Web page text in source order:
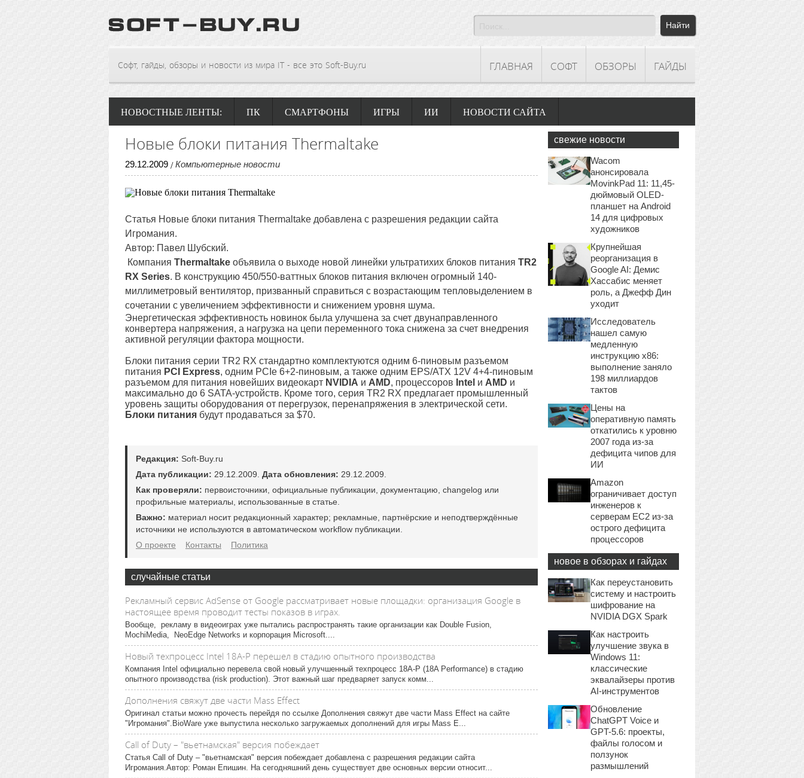
Софт, гайды, обзоры и новости из мира IT - все это Soft-Buy.ru ГЛАВНАЯ СОФТ ОБЗОРЫ ГАЙДЫ
НОВОСТНЫЕ ЛЕНТЫ: ПК СМАРТФОНЫ ИГРЫ ИИ НОВОСТИ САЙТА
Новые блоки питания Thermaltake
29.12.2009 / Компьютерные новости
Статья Новые блоки питания Thermaltake добавлена с разрешения редакции сайта
Игромания.
Автор: Павел Шубский.
Компания Thermaltake объявила о выходе новой линейки ультратихих блоков питания TR2
RX Series. В конструкцию 450/550-ваттных блоков питания включен огромный 140-
миллиметровый вентилятор, призванный справиться с возрастающим тепловыделением в
сочетании с увеличением эффективности и снижением уровня шума.
Энергетическая эффективность новинок была улучшена за счет двунаправленного
конвертера напряжения, а нагрузка на цепи переменного тока снижена за счет внедрения
активной регуляции фактора мощности.
Блоки питания серии TR2 RX стандартно комплектуются одним 6-пиновым разъемом
питания PCI Express, одним PCIе 6+2-пиновым, а также одним EPS/ATX 12V 4+4-пиновым
разъемом для питания новейших видеокарт NVIDIA и AMD, процессоров Intel и AMD и
максимально до 6 SATA-устройств. Кроме того, серия TR2 RX предлагает промышленный
уровень защиты оборудования от перегрузок, перенапряжения в электрической сети.
Блоки питания будут продаваться за $70.
Редакция: Soft-Buy.ru
Дата публикации: 29.12.2009. Дата обновления: 29.12.2009.
Как проверяли: первоисточники, официальные публикации, документацию, changelog или
профильные материалы, использованные в статье.
Важно: материал носит редакционный характер; рекламные, партнёрские и неподтверждённые
источники не используются в автоматическом workflow публикации.
О проекте
Контакты Политика
случайные статьи
Рекламный сервис AdSense от Google рассматривает новые площадки: организация Google в
настоящее время проводит тесты показов в играх.
Вообще, рекламу в видеоиграх уже пытались распространять такие организации как Double Fusion,
MochiMedia, NeoEdge Networks и корпорация Microsoft....
Новый техпроцесс Intel 18A-P перешел в стадию опытного производства
Компания Intel официально перевела свой новый улучшенный техпроцесс 18A-P (18A Performance) в стадию
опытного производства (risk production). Этот важный шаг предваряет запуск комм...
Дополнения свяжут две части Mass Effect
Оригинал статьи можно прочесть перейдя по ссылке Дополнения свяжут две части Mass Effect на сайте
"Игромания".BioWare уже выпустила несколько загружаемых дополнений для игры Mass E...
Call of Duty – "вьетнамская" версия побеждает
Статья Call of Duty – "вьетнамская" версия побеждает добавлена с разрешения редакции сайта
Игромания.Автор: Роман Епишин. На сегодняшний день существует две основных версии относит...
свежие новости
Wacom
анонсировала
MovinkPad 11: 11,45-
дюймовый OLED-
планшет на Android
14 для цифровых
художников
Крупнейшая
реорганизация в
Google AI: Демис
Хассабис меняет
роль, а Джефф Дин
уходит
Исследователь
нашел самую
медленную
инструкцию x86:
выполнение заняло
198 миллиардов
тактов
Цены на
оперативную память
откатились к уровню
2007 года из-за
дефицита чипов для
ИИ
Amazon
ограничивает доступ
инженеров к
серверам EC2 из-за
острого дефицита
процессоров
новое в обзорах и гайдах
Как переустановить
систему и настроить
шифрование на
NVIDIA DGX Spark
Как настроить
улучшение звука в
Windows 11:
классические
эквалайзеры против
AI-инструментов
Обновление
ChatGPT Voice и
GPT-5.6: проекты,
файлы голосом и
ползунок
размышлений